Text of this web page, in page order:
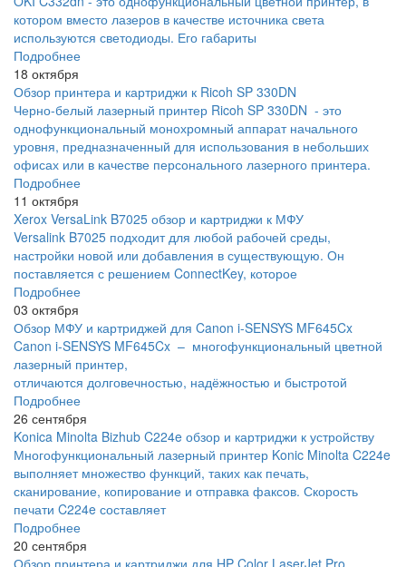
котором вместо лазеров в качестве источника света
используются светодиоды. Его габариты
Подробнее
18 октября
Обзор принтера и картриджи к Ricoh SP 330DN
Черно-белый лазерный принтер Ricoh SP 330DN - это
однофункциональный монохромный аппарат начального
уровня, предназначенный для использования в небольших
офисах или в качестве персонального лазерного принтера.
Подробнее
11 октября
Xerox VersaLink B7025 обзор и картриджи к МФУ
Versalink B7025 подходит для любой рабочей среды,
настройки новой или добавления в существующую. Он
поставляется с решением ConnectKey, которое
Подробнее
03 октября
Обзор МФУ и картриджей для Canon i-SENSYS MF645Cx
Canon i-SENSYS MF645Cx – многофункциональный цветной
лазерный принтер,
отличаются долговечностью, надёжностью и быстротой
Подробнее
26 сентября
Konica Minolta Bizhub C224e обзор и картриджи к устройству
Многофункциональный лазерный принтер Konic Minolta C224e
выполняет множество функций, таких как печать,
сканирование, копирование и отправка факсов. Скорость
печати C224e составляет
Подробнее
20 сентября